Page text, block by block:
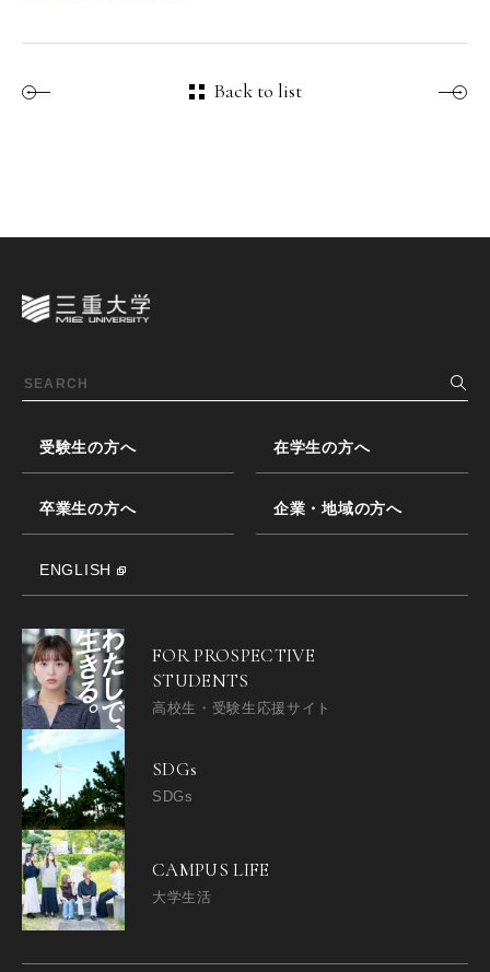
Back to list
受験生の方へ 在学生の方へ
卒業生の方へ 企業・地域の方へ
ENGLISH
FOR PROSPECTIVE
STUDENTS
高校生・受験生応援サイト
SDGs
SDGs
CAMPUS LIFE
大学生活